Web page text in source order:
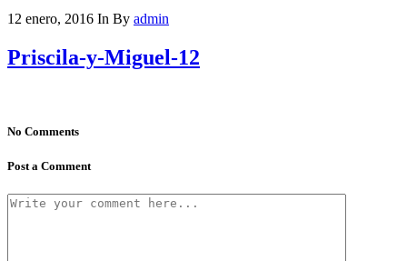
12 enero, 2016 In By admin
Priscila-y-Miguel-12
No Comments
Post a Comment